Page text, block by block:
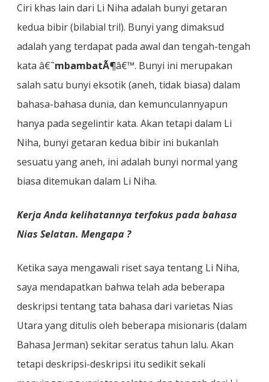
Ciri khas lain dari Li Niha adalah bunyi getaran
kedua bibir (bilabial tril). Bunyi yang dimaksud
adalah yang terdapat pada awal dan tengah-tengah
kata â€˜mbambatÃ¶â€™. Bunyi ini merupakan
salah satu bunyi eksotik (aneh, tidak biasa) dalam
bahasa-bahasa dunia, dan kemunculannyapun
hanya pada segelintir kata. Akan tetapi dalam Li
Niha, bunyi getaran kedua bibir ini bukanlah
sesuatu yang aneh, ini adalah bunyi normal yang
biasa ditemukan dalam Li Niha.
Kerja Anda kelihatannya terfokus pada bahasa
Nias Selatan. Mengapa ?
Ketika saya mengawali riset saya tentang Li Niha,
saya mendapatkan bahwa telah ada beberapa
deskripsi tentang tata bahasa dari varietas Nias
Utara yang ditulis oleh beberapa misionaris (dalam
Bahasa Jerman) sekitar seratus tahun lalu. Akan
tetapi deskripsi-deskripsi itu sedikit sekali